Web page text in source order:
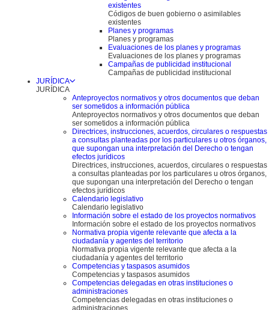
existentes
Códigos de buen gobierno o asimilables
existentes
Planes y programas
Planes y programas
Evaluaciones de los planes y programas
Evaluaciones de los planes y programas
Campañas de publicidad institucional
Campañas de publicidad institucional
JURÍDICA
JURÍDICA
Anteproyectos normativos y otros documentos que deban
ser sometidos a información pública
Anteproyectos normativos y otros documentos que deban
ser sometidos a información pública
Directrices, instrucciones, acuerdos, circulares o respuestas
a consultas planteadas por los particulares u otros órganos,
que supongan una interpretación del Derecho o tengan
efectos jurídicos
Directrices, instrucciones, acuerdos, circulares o respuestas
a consultas planteadas por los particulares u otros órganos,
que supongan una interpretación del Derecho o tengan
efectos jurídicos
Calendario legislativo
Calendario legislativo
Información sobre el estado de los proyectos normativos
Información sobre el estado de los proyectos normativos
Normativa propia vigente relevante que afecta a la
ciudadanía y agentes del territorio
Normativa propia vigente relevante que afecta a la
ciudadanía y agentes del territorio
Competencias y taspasos asumidos
Competencias y taspasos asumidos
Competencias delegadas en otras instituciones o
administraciones
Competencias delegadas en otras instituciones o
administraciones